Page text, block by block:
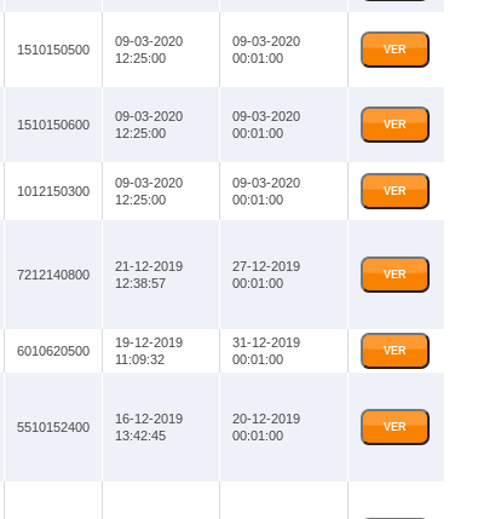
1510150500
09-03-2020
12:25:00
09-03-2020
00:01:00
VER
1510150600
09-03-2020
12:25:00
09-03-2020
00:01:00
VER
1012150300
09-03-2020
12:25:00
09-03-2020
00:01:00
VER
7212140800
21-12-2019
12:38:57
27-12-2019
00:01:00
VER
6010620500
19-12-2019
11:09:32
31-12-2019
00:01:00
VER
5510152400
16-12-2019
13:42:45
20-12-2019
00:01:00
VER